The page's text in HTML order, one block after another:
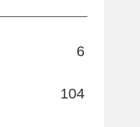
6
104